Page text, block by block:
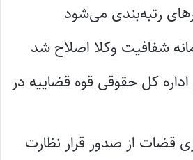
رتبه‌بندی می‌شود
شفافیت وکلا اصلاح شد
کل حقوقی قوه قضاییه در
قضات از صدور قرار نظارت